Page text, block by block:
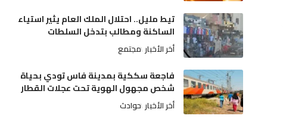
تيط مليل.. احتلال الملك العام يثير استياء
الساكنة ومطالب بتدخل السلطات
أخر الأخبار مجتمع
فاجعة سككية بمدينة فاس تودي بحياة
شخص مجهول الهوية تحت عجلات القطار
أخر الأخبار حوادث